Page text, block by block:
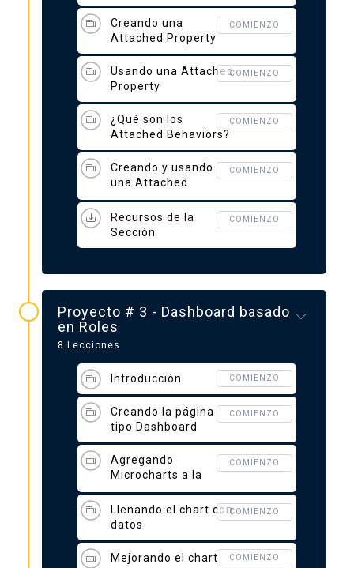
Creando una
Attached Property
COMIENZO
Usando una Attached
Property
COMIENZO
¿Qué son los
Attached Behaviors?
COMIENZO
Creando y usando
una Attached
Property
COMIENZO
Recursos de la
Sección
COMIENZO
Proyecto # 3 - Dashboard basado
en Roles
8 Lecciones
Introducción COMIENZO
Creando la página
tipo Dashboard
COMIENZO
Agregando
Microcharts a la
página
COMIENZO
Llenando el chart con
datos
COMIENZO
Mejorando el chart COMIENZO